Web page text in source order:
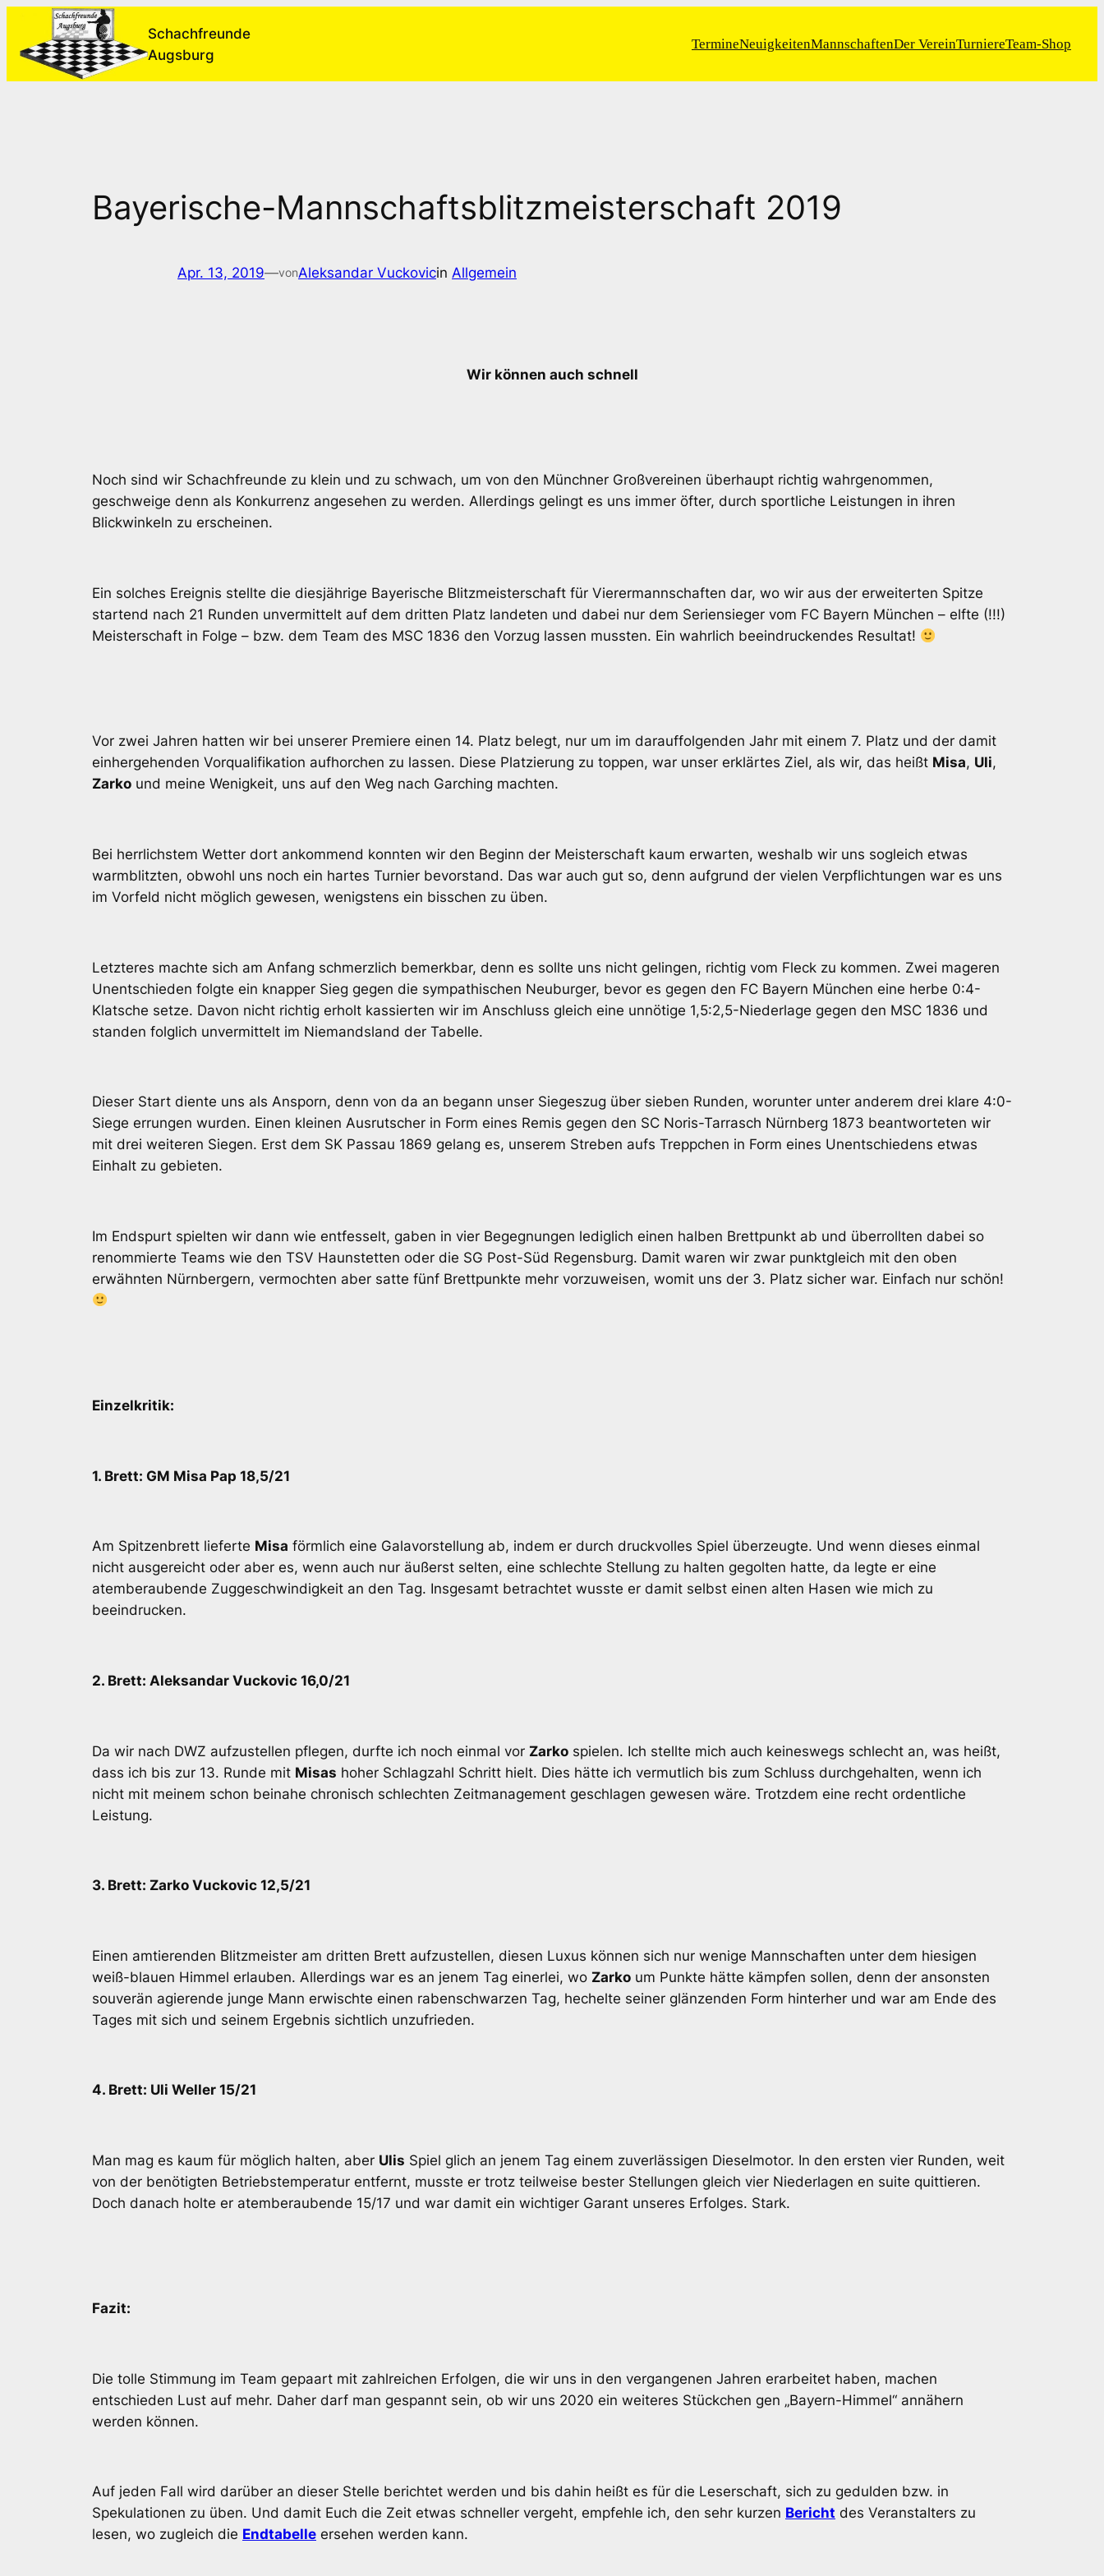
springen
Schachfreunde
Augsburg
TermineNeuigkeitenMannschaftenDer VereinTurniereTeam-Shop
Bayerische-Mannschaftsblitzmeisterschaft 2019
Apr. 13, 2019—vonAleksandar Vuckovicin Allgemein
Wir können auch schnell
Noch sind wir Schachfreunde zu klein und zu schwach, um von den Münchner Großvereinen überhaupt richtig wahrgenommen,
geschweige denn als Konkurrenz angesehen zu werden. Allerdings gelingt es uns immer öfter, durch sportliche Leistungen in ihren
Blickwinkeln zu erscheinen.
Ein solches Ereignis stellte die diesjährige Bayerische Blitzmeisterschaft für Vierermannschaften dar, wo wir aus der erweiterten Spitze
startend nach 21 Runden unvermittelt auf dem dritten Platz landeten und dabei nur dem Seriensieger vom FC Bayern München – elfte (!!!)
Meisterschaft in Folge – bzw. dem Team des MSC 1836 den Vorzug lassen mussten. Ein wahrlich beeindruckendes Resultat!
Vor zwei Jahren hatten wir bei unserer Premiere einen 14. Platz belegt, nur um im darauffolgenden Jahr mit einem 7. Platz und der damit
einhergehenden Vorqualifikation aufhorchen zu lassen. Diese Platzierung zu toppen, war unser erklärtes Ziel, als wir, das heißt Misa, Uli,
Zarko und meine Wenigkeit, uns auf den Weg nach Garching machten.
Bei herrlichstem Wetter dort ankommend konnten wir den Beginn der Meisterschaft kaum erwarten, weshalb wir uns sogleich etwas
warmblitzten, obwohl uns noch ein hartes Turnier bevorstand. Das war auch gut so, denn aufgrund der vielen Verpflichtungen war es uns
im Vorfeld nicht möglich gewesen, wenigstens ein bisschen zu üben.
Letzteres machte sich am Anfang schmerzlich bemerkbar, denn es sollte uns nicht gelingen, richtig vom Fleck zu kommen. Zwei mageren
Unentschieden folgte ein knapper Sieg gegen die sympathischen Neuburger, bevor es gegen den FC Bayern München eine herbe 0:4-
Klatsche setze. Davon nicht richtig erholt kassierten wir im Anschluss gleich eine unnötige 1,5:2,5-Niederlage gegen den MSC 1836 und
standen folglich unvermittelt im Niemandsland der Tabelle.
Dieser Start diente uns als Ansporn, denn von da an begann unser Siegeszug über sieben Runden, worunter unter anderem drei klare 4:0-
Siege errungen wurden. Einen kleinen Ausrutscher in Form eines Remis gegen den SC Noris-Tarrasch Nürnberg 1873 beantworteten wir
mit drei weiteren Siegen. Erst dem SK Passau 1869 gelang es, unserem Streben aufs Treppchen in Form eines Unentschiedens etwas
Einhalt zu gebieten.
Im Endspurt spielten wir dann wie entfesselt, gaben in vier Begegnungen lediglich einen halben Brettpunkt ab und überrollten dabei so
renommierte Teams wie den TSV Haunstetten oder die SG Post-Süd Regensburg. Damit waren wir zwar punktgleich mit den oben
erwähnten Nürnbergern, vermochten aber satte fünf Brettpunkte mehr vorzuweisen, womit uns der 3. Platz sicher war. Einfach nur schön!
Einzelkritik:
1. Brett: GM Misa Pap 18,5/21
Am Spitzenbrett lieferte Misa förmlich eine Galavorstellung ab, indem er durch druckvolles Spiel überzeugte. Und wenn dieses einmal
nicht ausgereicht oder aber es, wenn auch nur äußerst selten, eine schlechte Stellung zu halten gegolten hatte, da legte er eine
atemberaubende Zuggeschwindigkeit an den Tag. Insgesamt betrachtet wusste er damit selbst einen alten Hasen wie mich zu
beeindrucken.
2. Brett: Aleksandar Vuckovic 16,0/21
Da wir nach DWZ aufzustellen pflegen, durfte ich noch einmal vor Zarko spielen. Ich stellte mich auch keineswegs schlecht an, was heißt,
dass ich bis zur 13. Runde mit Misas hoher Schlagzahl Schritt hielt. Dies hätte ich vermutlich bis zum Schluss durchgehalten, wenn ich
nicht mit meinem schon beinahe chronisch schlechten Zeitmanagement geschlagen gewesen wäre. Trotzdem eine recht ordentliche
Leistung.
3. Brett: Zarko Vuckovic 12,5/21
Einen amtierenden Blitzmeister am dritten Brett aufzustellen, diesen Luxus können sich nur wenige Mannschaften unter dem hiesigen
weiß-blauen Himmel erlauben. Allerdings war es an jenem Tag einerlei, wo Zarko um Punkte hätte kämpfen sollen, denn der ansonsten
souverän agierende junge Mann erwischte einen rabenschwarzen Tag, hechelte seiner glänzenden Form hinterher und war am Ende des
Tages mit sich und seinem Ergebnis sichtlich unzufrieden.
4. Brett: Uli Weller 15/21
Man mag es kaum für möglich halten, aber Ulis Spiel glich an jenem Tag einem zuverlässigen Dieselmotor. In den ersten vier Runden, weit
von der benötigten Betriebstemperatur entfernt, musste er trotz teilweise bester Stellungen gleich vier Niederlagen en suite quittieren.
Doch danach holte er atemberaubende 15/17 und war damit ein wichtiger Garant unseres Erfolges. Stark.
Fazit:
Die tolle Stimmung im Team gepaart mit zahlreichen Erfolgen, die wir uns in den vergangenen Jahren erarbeitet haben, machen
entschieden Lust auf mehr. Daher darf man gespannt sein, ob wir uns 2020 ein weiteres Stückchen gen „Bayern-Himmel“ annähern
werden können.
Auf jeden Fall wird darüber an dieser Stelle berichtet werden und bis dahin heißt es für die Leserschaft, sich zu gedulden bzw. in
Spekulationen zu üben. Und damit Euch die Zeit etwas schneller vergeht, empfehle ich, den sehr kurzen Bericht des Veranstalters zu
lesen, wo zugleich die Endtabelle ersehen werden kann.